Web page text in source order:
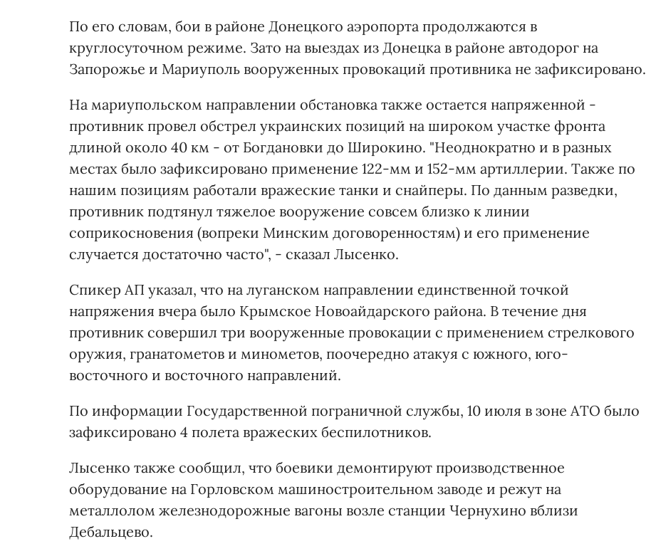
По его словам, бои в районе Донецкого аэропорта продолжаются в
круглосуточном режиме. Зато на выездах из Донецка в районе автодорог на
Запорожье и Мариуполь вооруженных провокаций противника не зафиксировано.
На мариупольском направлении обстановка также остается напряженной -
противник провел обстрел украинских позиций на широком участке фронта
длиной около 40 км - от Богдановки до Широкино. "Неоднократно и в разных
местах было зафиксировано применение 122-мм и 152-мм артиллерии. Также по
нашим позициям работали вражеские танки и снайперы. По данным разведки,
противник подтянул тяжелое вооружение совсем близко к линии
соприкосновения (вопреки Минским договоренностям) и его применение
случается достаточно часто", - сказал Лысенко.
Спикер АП указал, что на луганском направлении единственной точкой
напряжения вчера было Крымское Новоайдарского района. В течение дня
противник совершил три вооруженные провокации с применением стрелкового
оружия, гранатометов и минометов, поочередно атакуя с южного, юго-
восточного и восточного направлений.
По информации Государственной пограничной службы, 10 июля в зоне АТО было
зафиксировано 4 полета вражеских беспилотников.
Лысенко также сообщил, что боевики демонтируют производственное
оборудование на Горловском машиностроительном заводе и режут на
металлолом железнодорожные вагоны возле станции Чернухино вблизи
Дебальцево.